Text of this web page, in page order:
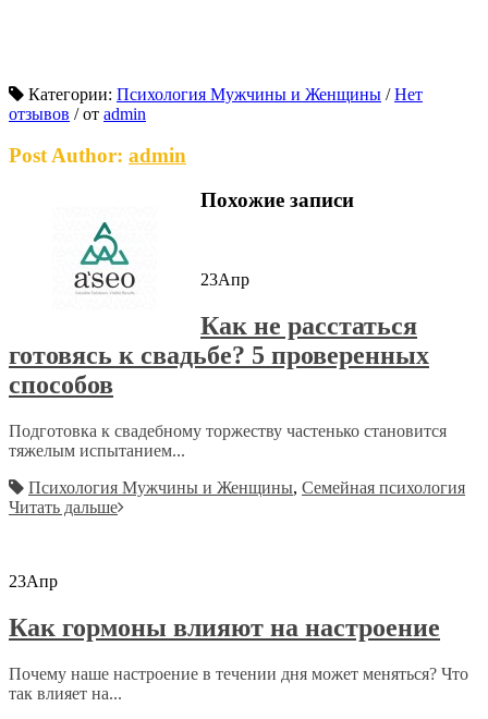
Категории: Психология Мужчины и Женщины / Нет
отзывов /от admin
Post Author: admin
Похожие записи
23Апр
Как не расстаться
готовясь к свадьбе? 5 проверенных
способов
Подготовка к свадебному торжеству частенько становится
тяжелым испытанием...
Психология Мужчины и Женщины, Семейная психология
Читать дальше
23Апр
Как гормоны влияют на настроение
Почему наше настроение в течении дня может меняться? Что
так влияет на...